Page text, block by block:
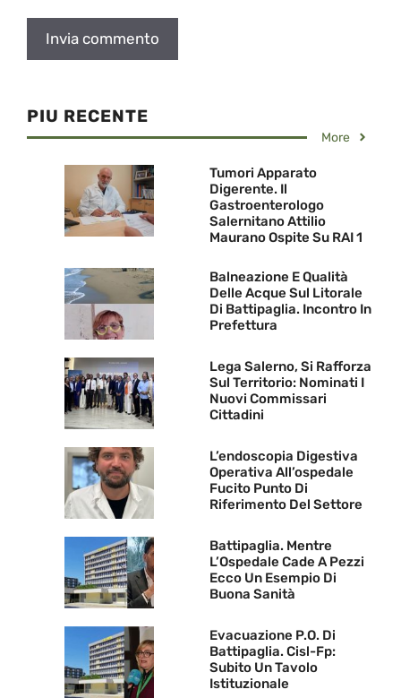
PIU RECENTE
More
Tumori Apparato
Digerente. Il
Gastroenterologo
Salernitano Attilio
Maurano Ospite Su RAI 1
Balneazione E Qualità
Delle Acque Sul Litorale
Di Battipaglia. Incontro In
Prefettura
Lega Salerno, Si Rafforza
Sul Territorio: Nominati I
Nuovi Commissari
Cittadini
L’endoscopia Digestiva
Operativa All’ospedale
Fucito Punto Di
Riferimento Del Settore
Battipaglia. Mentre
L’Ospedale Cade A Pezzi
Ecco Un Esempio Di
Buona Sanità
Evacuazione P.O. Di
Battipaglia. Cisl-Fp:
Subito Un Tavolo
Istituzionale